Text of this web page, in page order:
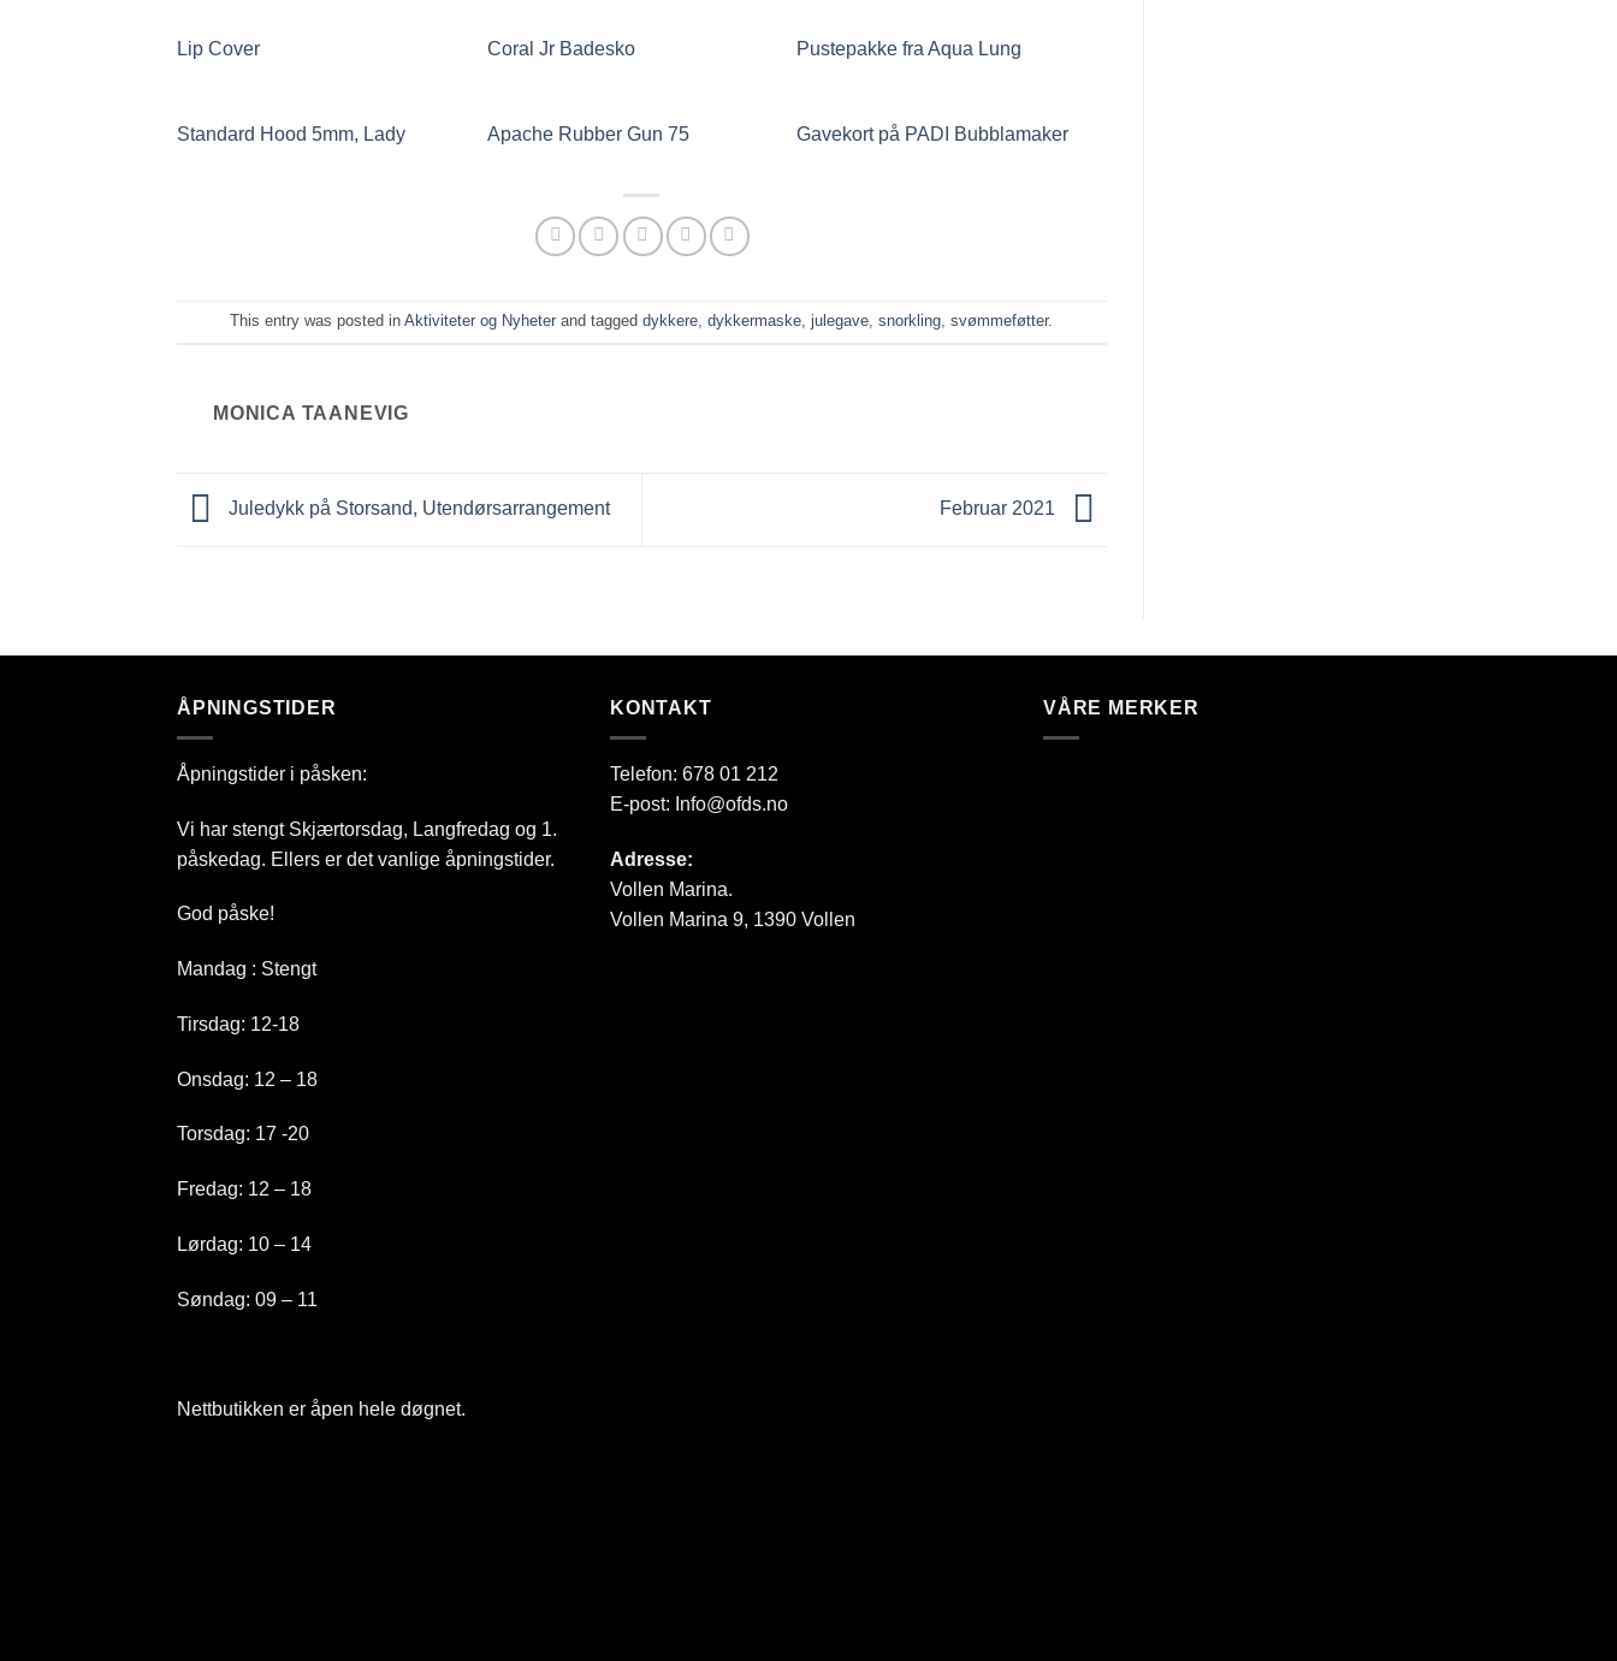
Lip Cover Coral Jr Badesko Pustepakke fra Aqua Lung
Standard Hood 5mm, Lady Apache Rubber Gun 75 Gavekort på PADI Bubblamaker
This entry was posted inAktiviteter og Nyheter and taggeddykkere,dykkermaske,julegave,snorkling,svømmeføtter.
MONICA TAANEVIG
Juledykk på Storsand, Utendørsarrangement Februar 2021
ÅPNINGSTIDER
Åpningstider i påsken:
Vi har stengt Skjærtorsdag, Langfredag og 1.
påskedag. Ellers er det vanlige åpningstider.
God påske!
Mandag : Stengt
Tirsdag: 12-18
Onsdag: 12 – 18
Torsdag: 17 -20
Fredag: 12 – 18
Lørdag: 10 – 14
Søndag: 09 – 11
Nettbutikken er åpen hele døgnet.
KONTAKT
Telefon: 678 01 212
E-post: Info@ofds.no
Adresse:
Vollen Marina.
Vollen Marina 9, 1390 Vollen
VÅRE MERKER